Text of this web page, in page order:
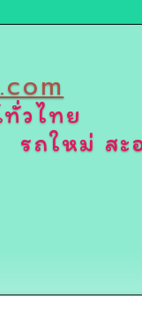
วไทย
รถใหม่ สะ